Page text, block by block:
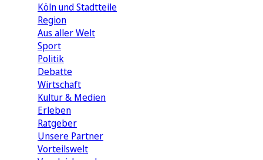
Köln und Stadtteile
Region
Aus aller Welt
Sport
Politik
Debatte
Wirtschaft
Kultur & Medien
Erleben
Ratgeber
Unsere Partner
Vorteilswelt